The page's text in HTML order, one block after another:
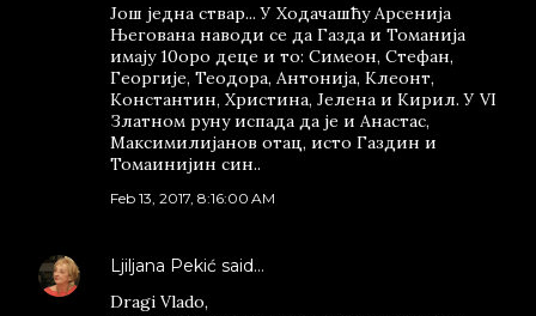
Још једна ствар... У Ходачашћу Арсенија
Његована наводи се да Газда и Томанија
имају 10оро деце и то: Симеон, Стефан,
Георгије, Теодора, Антонија, Клеонт,
Константин, Христина, Јелена и Кирил. У VI
Златном руну испада да је и Анастас,
Максимилијанов отац, исто Газдин и
Томаинијин син..
Feb 13, 2017, 8:16:00 AM
Ljiljana Pekić said…
Dragi Vlado,